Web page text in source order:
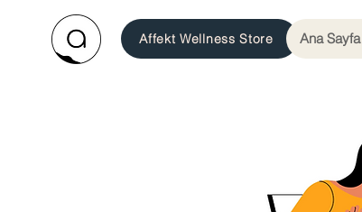
Affekt Wellness Store Ana Sayfa